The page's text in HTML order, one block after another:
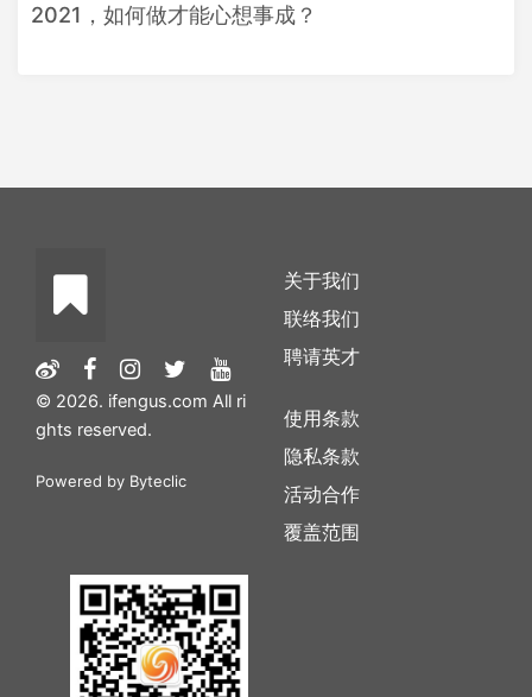
2021，如何做才能心想事成？
© 2026. ifengus.com All ri
ghts reserved.
Powered by Byteclic
关于我们
联络我们
聘请英才
使用条款
隐私条款
活动合作
覆盖范围